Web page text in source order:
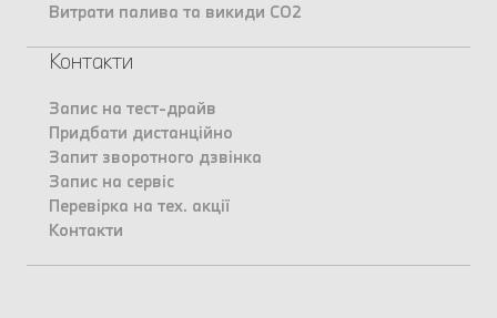
Витрати палива та викиди CO2
Контакти
Запис на тест-драйв
Придбати дистанційно
Запит зворотного дзвінка
Запис на сервіс
Перевірка на тех. акції
Контакти